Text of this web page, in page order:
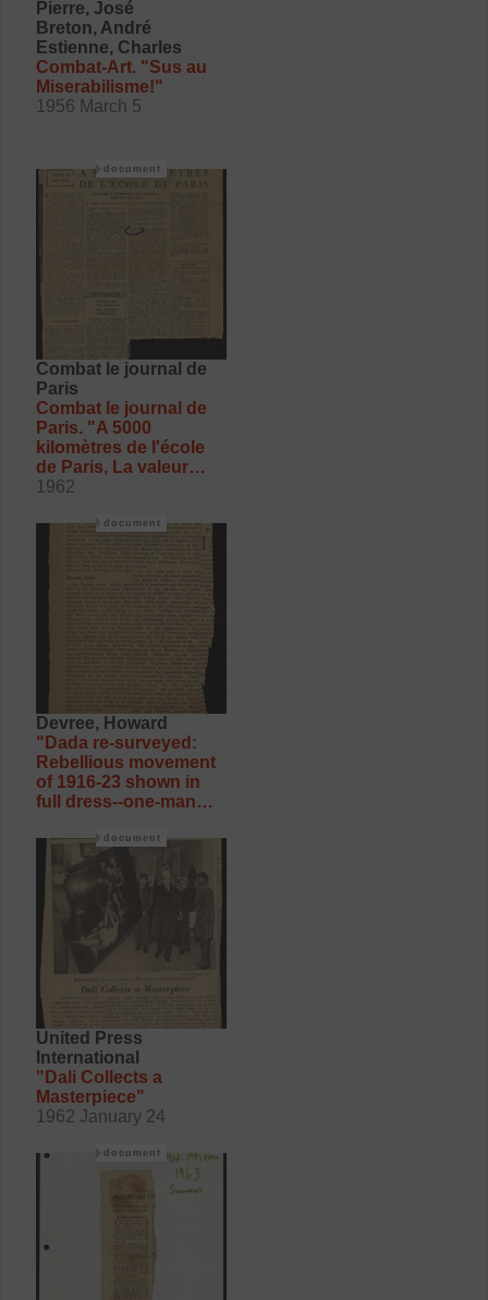
Pierre, José
Breton, André
Estienne, Charles
Combat-Art. "Sus au
Miserabilisme!"
1956 March 5
Combat le journal de
Paris
Combat le journal de
Paris. "A 5000
kilomètres de l'école
de Paris, La valeur
symbolique de l'argent
1962
document
Devree, Howard
"Dada re-surveyed:
Rebellious movement
of 1916-23 shown in
full dress--one-man
document
United Press
International
"Dali Collects a
Masterpiece"
1962 January 24
document
document